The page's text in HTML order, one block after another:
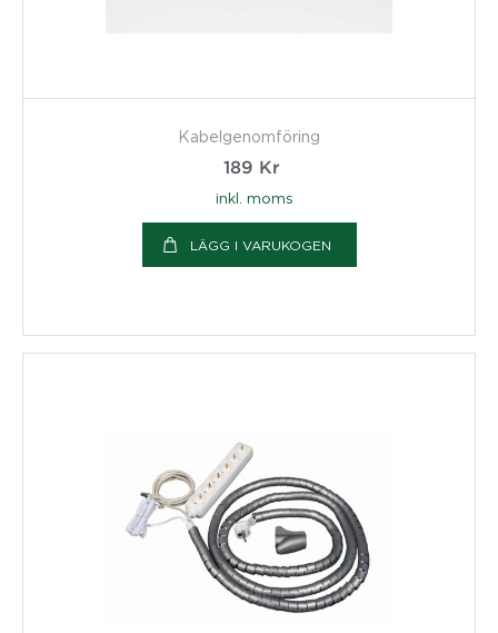
Kabelgenomföring
189 Kr
inkl. moms
LÄGG I VARUKOGEN